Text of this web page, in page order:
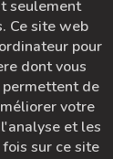
seulement
Ce site web
pour
dont vous
de
votre
et les
sur ce site